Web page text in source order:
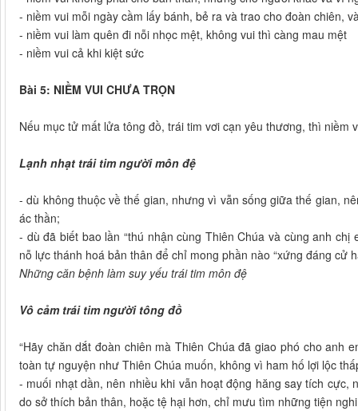
- niềm vui mỗi ngày cầm lấy bánh, bẻ ra và trao cho đoàn chiên,
- niềm vui làm quên đi nỗi nhọc mệt, không vui thì càng mau mệt
- niềm vui cả khi kiệt sức
Bài 5: NIỀM VUI CHƯA TRỌN
Nếu mục tử mất lửa tông đồ, trái tim vơi cạn yêu thương, thì niềm
Lạnh nhạt trái tim người môn đệ
- dù không thuộc về thế gian, nhưng vì vẫn sống giữa thế gian,
ác thần;
- dù đã biết bao lần “thú nhận cùng Thiên Chúa và cùng anh
nỗ lực thánh hoá bản thân để chỉ mong phần nào “xứng đáng cử
Những căn bệnh làm suy yếu trái tim môn đệ
Vô cảm trái tim người tông đồ
“Hãy chăn dắt đoàn chiên mà Thiên Chúa đã giao phó cho anh
toàn tự nguyện như Thiên Chúa muốn, không vì ham hố lợi lộc
- muối nhạt dần, nên nhiều khi vẫn hoạt động hăng say tích
do sở thích bản thân, hoặc tệ hại hơn, chỉ mưu tìm những tiện